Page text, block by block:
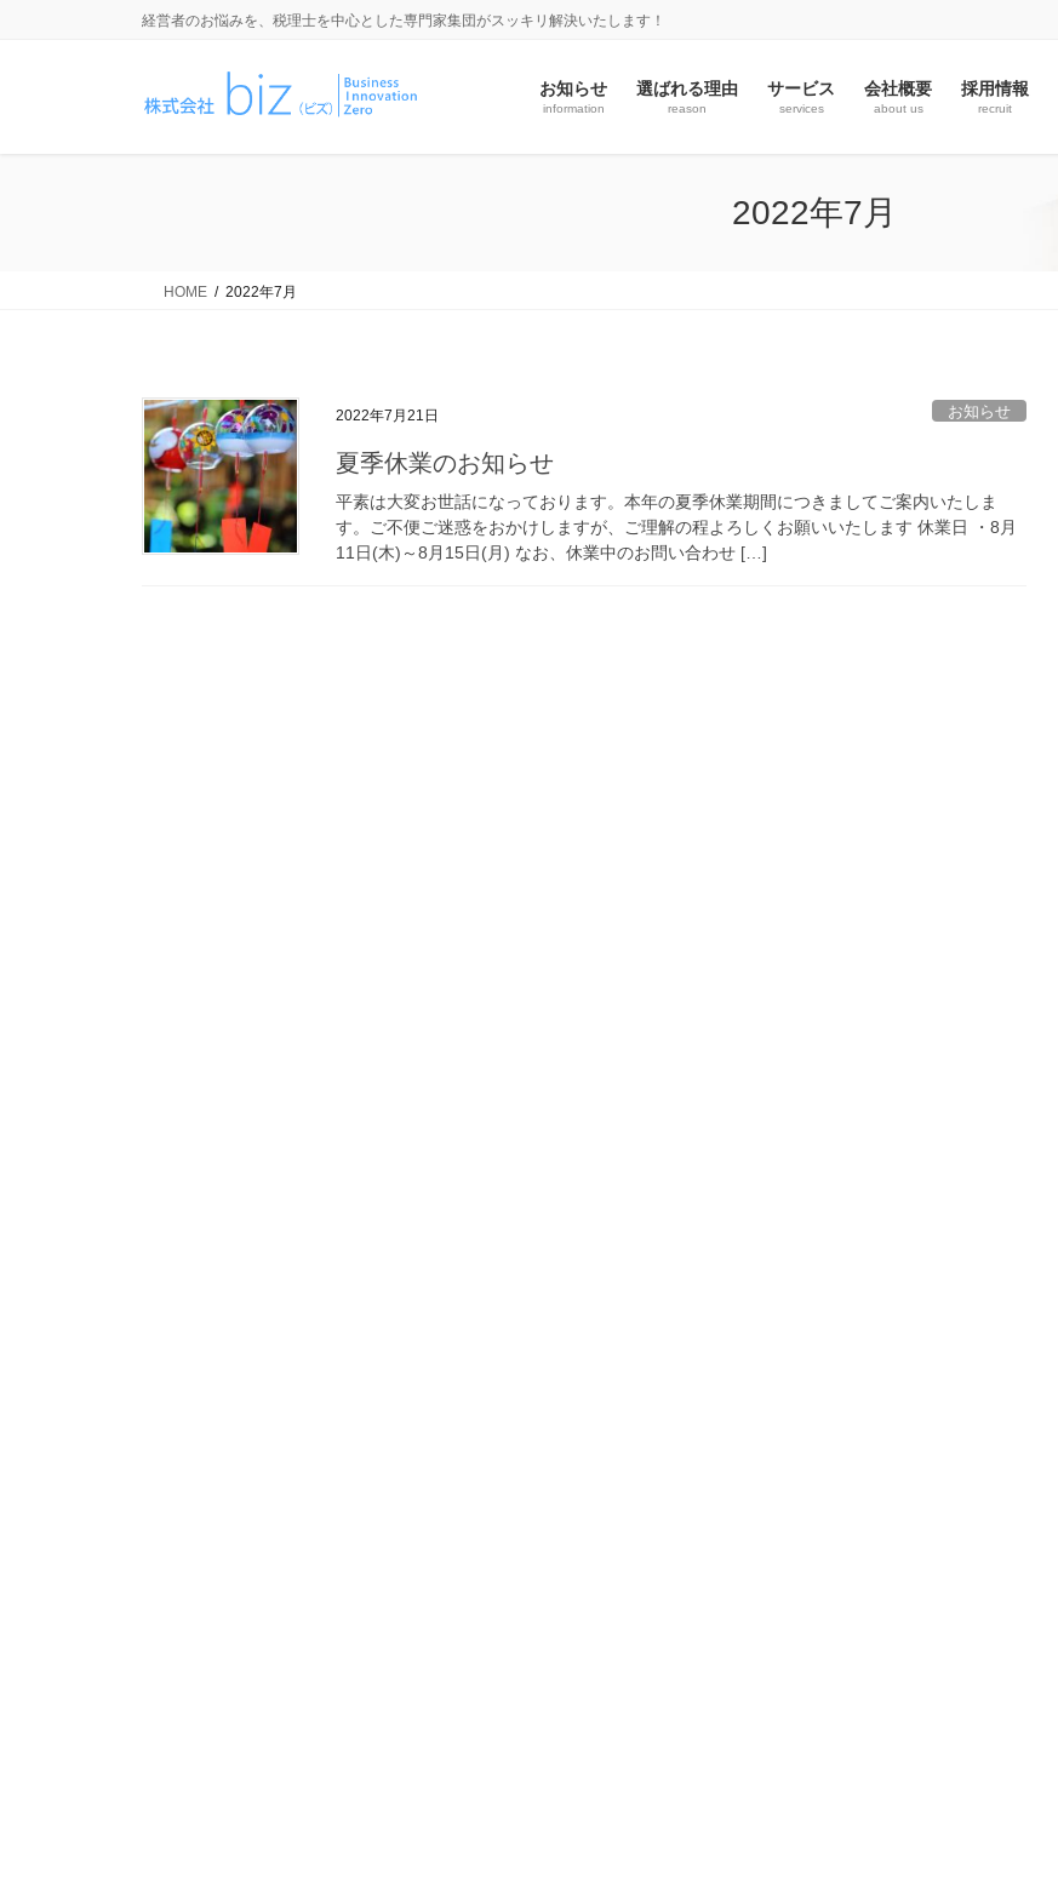
経営者のお悩みを、税理士を中心とした専門家集団がスッキリ解決いたします！
お知らせ
information
選ばれる理由
reason
サービス
services
会社概要
about us
採用情報
recruit
2022年7月
HOME 2022年7月
2022年7月21日 お知らせ
夏季休業のお知らせ
平素は大変お世話になっております。本年の夏季休業期間につきましてご案内いたしま
す。ご不便ご迷惑をおかけしますが、ご理解の程よろしくお願いいたします 休業日 ・8月
11日(木)～8月15日(月) なお、休業中のお問い合わせ […]